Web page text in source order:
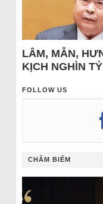
LÂM, MẪN,
KỊCH NGHÌN
FOLLOW US
CHÂM BIẾM